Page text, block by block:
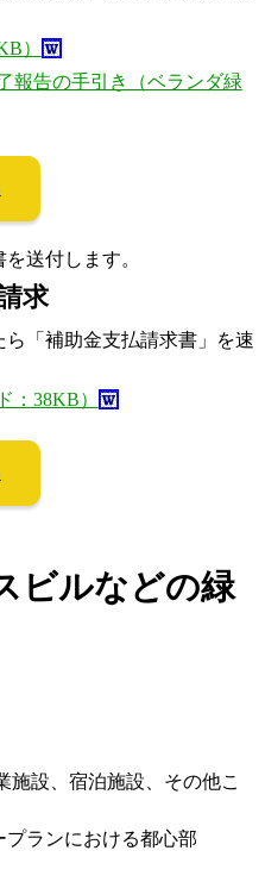
）
報告の手引き（ベランダ緑
送付します。
求
「補助金支払請求書」を速
：38KB）
ビルなどの緑
設、宿泊施設、その他こ
ランにおける都心部